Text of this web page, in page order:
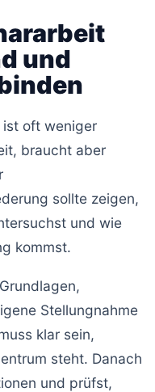
und
ist oft weniger
braucht aber
sollte zeigen,
und wie
kommst.
Stellungnahme
klar sein,
steht. Danach
und prüfst,